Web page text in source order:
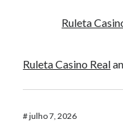
Ruleta
Ruleta Casino Real
#julho 7, 2026